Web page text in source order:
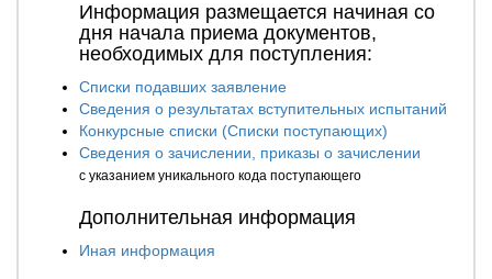
Информация размещается начиная со
дня начала приема документов,
необходимых для поступления:
Списки подавших заявление
Сведения о результатах вступительных испытаний
Конкурсные списки (Списки поступающих)
Сведения о зачислении, приказы о зачислении
с указанием уникального кода поступающего
Дополнительная информация
Иная информация